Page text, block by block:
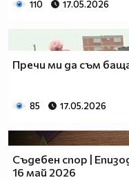
110 17.05.2026
Пречи ми да съм
85 17.05.2026
Съдебен спор |
16 май 2026